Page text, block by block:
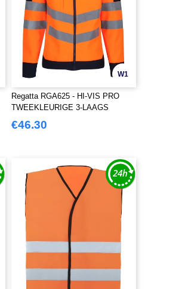
W1
Regatta RGA625 - HI-VIS PRO
TWEEKLEURIGE 3-LAAGS
SOFTSHELL
€46.30